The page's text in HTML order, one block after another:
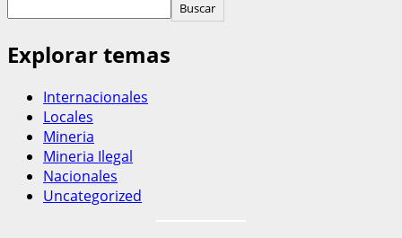
Buscar
Explorar temas
Internacionales
Locales
Mineria
Mineria Ilegal
Nacionales
Uncategorized